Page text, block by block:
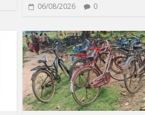
06/08/2026 0